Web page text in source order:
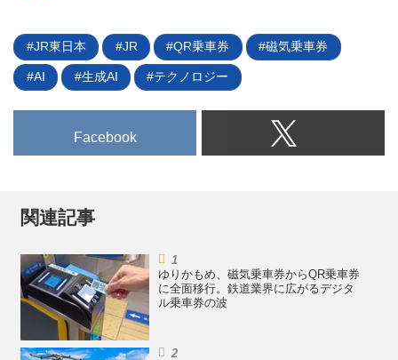
JR東日本 JR QR乗車券 磁気乗車券
AI 生成AI テクノロジー
Facebook
関連記事
ゆりかもめ、磁気乗車券からQR乗車券
に全面移行。鉄道業界に広がるデジタ
ル乗車券の波